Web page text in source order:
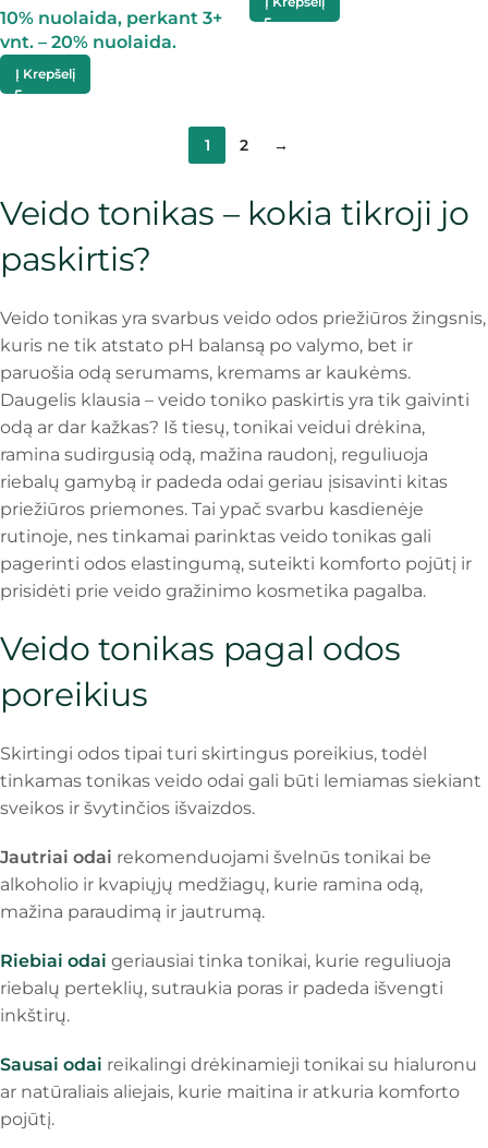
10% nuolaida, perkant 3+
vnt. – 20% nuolaida.
Į Krepšelį
1 2 →
Veido tonikas – kokia tikroji jo
paskirtis?
Veido tonikas yra svarbus veido odos priežiūros žingsnis,
kuris ne tik atstato pH balansą po valymo, bet ir
paruošia odą serumams, kremams ar kaukėms.
Daugelis klausia – veido toniko paskirtis yra tik gaivinti
odą ar dar kažkas? Iš tiesų, tonikai veidui drėkina,
ramina sudirgusią odą, mažina raudonį, reguliuoja
riebalų gamybą ir padeda odai geriau įsisavinti kitas
priežiūros priemones. Tai ypač svarbu kasdienėje
rutinoje, nes tinkamai parinktas veido tonikas gali
pagerinti odos elastingumą, suteikti komforto pojūtį ir
prisidėti prie veido gražinimo kosmetika pagalba.
Veido tonikas pagal odos
poreikius
Skirtingi odos tipai turi skirtingus poreikius, todėl
tinkamas tonikas veido odai gali būti lemiamas siekiant
sveikos ir švytinčios išvaizdos.
Jautriai odai rekomenduojami švelnūs tonikai be
alkoholio ir kvapiųjų medžiagų, kurie ramina odą,
mažina paraudimą ir jautrumą.
Riebiai odai geriausiai tinka tonikai, kurie reguliuoja
riebalų perteklių, sutraukia poras ir padeda išvengti
inkštirų.
Sausai odai reikalingi drėkinamieji tonikai su hialuronu
ar natūraliais aliejais, kurie maitina ir atkuria komforto
pojūtį.